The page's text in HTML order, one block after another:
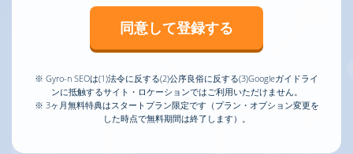
同意して登録する
※ Gyro-n SEOは(1)法令に反する(2)公序良俗に反する(3)Googleガイドライ
ンに抵触するサイト・ロケーションではご利用いただけません。
※ 3ヶ月無料特典はスタートプラン限定です（プラン・オプション変更を
した時点で無料期間は終了します）。